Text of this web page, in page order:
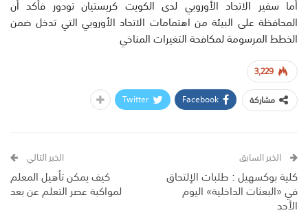
أما سفير الاتحاد الأوروبي لدى الكويت كريستيان تودور فأكد أن
المحافظة على البيئة من اهتمامات الاتحاد الأوروبي التي تدخل ضمن
الخطط المرسومة لمكافحة التغيرات المناخي
3,229
مشاركة
Facebook
Twitter
الخبر السابق
كلية بوكسهيل : طلبات الإلتحاق
في «البعثات الداخلية» اليوم
الأحد
الخبر التالي
كيف يمكن تأهيل المعلم
لمواكبة عصر التعلم عن بعد